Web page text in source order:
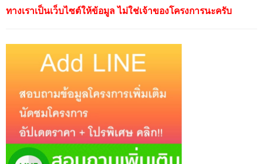
ทางเราเป็นเว็บไซต์ให้ข้อมูล ไม่ใช่เจ้าของโครงการนะครับ